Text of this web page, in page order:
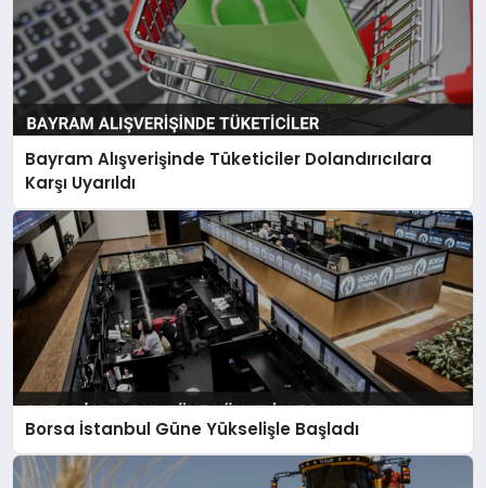
Bayram Alışverişinde Tüketiciler Dolandırıcılara
Karşı Uyarıldı
Borsa İstanbul Güne Yükselişle Başladı